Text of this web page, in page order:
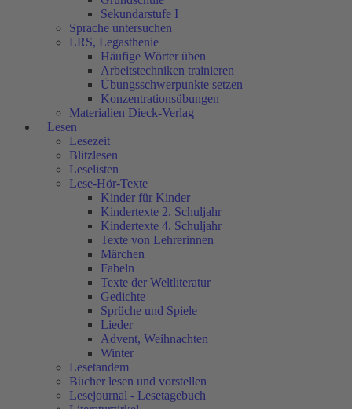
Sekundarstufe I
Sprache untersuchen
LRS, Legasthenie
Häufige Wörter üben
Arbeitstechniken trainieren
Übungsschwerpunkte setzen
Konzentrationsübungen
Materialien Dieck-Verlag
Lesen
Lesezeit
Blitzlesen
Leselisten
Lese-Hör-Texte
Kinder für Kinder
Kindertexte 2. Schuljahr
Kindertexte 4. Schuljahr
Texte von Lehrerinnen
Märchen
Fabeln
Texte der Weltliteratur
Gedichte
Sprüche und Spiele
Lieder
Advent, Weihnachten
Winter
Lesetandem
Bücher lesen und vorstellen
Lesejournal - Lesetagebuch